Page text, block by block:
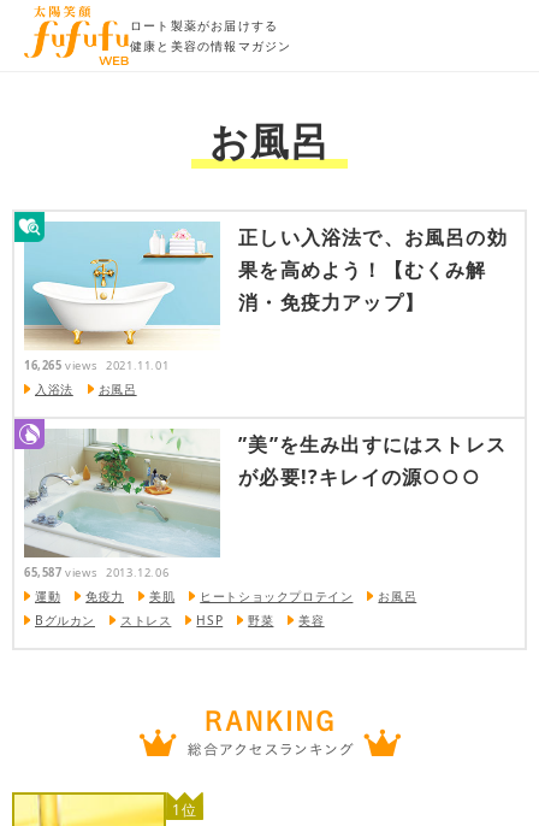
ロート製薬がお届けする
健康と美容の情報マガジン
お風呂
正しい入浴法で、お風呂の効
果を高めよう！【むくみ解
消・免疫力アップ】
16,265 views 2021.11.01
入浴法 お風呂
”美”を生み出すにはストレス
が必要!?キレイの源○○○
65,587 views 2013.12.06
運動 免疫力 美肌 ヒートショックプロテイン
お風呂
Bグルカン
ストレス HSP 野菜 美容
1位